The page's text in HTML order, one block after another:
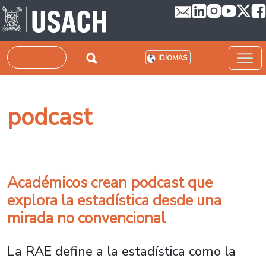
Pasar al contenido principal
Buscar IDIOMAS
podcast
Académicos crean podcast que
explora la estadística desde una
mirada no convencional
La RAE define a la estadística como la